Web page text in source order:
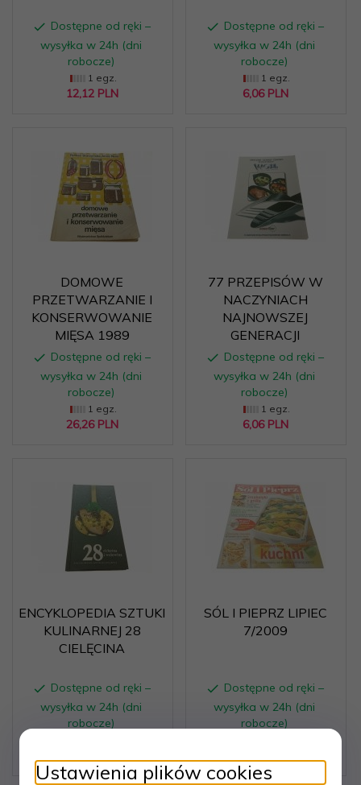
Dostępne od ręki –
wysyłka w 24h (dni
robocze)
1 egz.
12,12 PLN
Dostępne od ręki –
wysyłka w 24h (dni
robocze)
1 egz.
6,06 PLN
DOMOWE
PRZETWARZANIE I
KONSERWOWANIE
MIĘSA 1989
Dostępne od ręki –
wysyłka w 24h (dni
robocze)
1 egz.
26,26 PLN
77 PRZEPISÓW W
NACZYNIACH
NAJNOWSZEJ
GENERACJI
Dostępne od ręki –
wysyłka w 24h (dni
robocze)
1 egz.
6,06 PLN
ENCYKLOPEDIA SZTUKI
KULINARNEJ 28
CIELĘCINA
Dostępne od ręki –
wysyłka w 24h (dni
robocze)
SÓL I PIEPRZ LIPIEC
7/2009
Dostępne od ręki –
wysyłka w 24h (dni
robocze)
Ustawienia plików cookies